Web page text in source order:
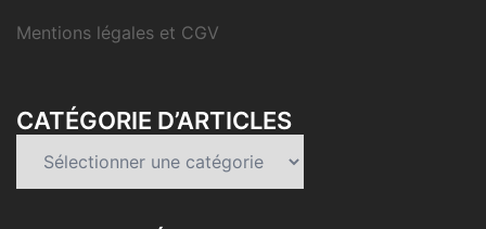
Mentions légales et CGV
CATÉGORIE D’ARTICLES
d’articles